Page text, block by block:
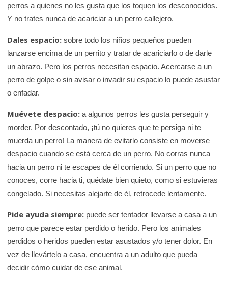
perros a quienes no les gusta que los toquen los desconocidos.
Y no trates nunca de acariciar a un perro callejero.
Dales espacio:sobre todo los niños pequeños pueden
lanzarse encima de un perrito y tratar de acariciarlo o de darle
un abrazo. Pero los perros necesitan espacio. Acercarse a un
perro de golpe o sin avisar o invadir su espacio lo puede asustar
o enfadar.
Muévete despacio: a algunos perros les gusta perseguir y
morder. Por descontado, ¡tú no quieres que te persiga ni te
muerda un perro! La manera de evitarlo consiste en moverse
despacio cuando se está cerca de un perro. No corras nunca
hacia un perro ni te escapes de él corriendo. Si un perro que no
conoces, corre hacia ti, quédate bien quieto, como si estuvieras
congelado. Si necesitas alejarte de él, retrocede lentamente.
Pide ayuda siempre: puede ser tentador llevarse a casa a un
perro que parece estar perdido o herido. Pero los animales
perdidos o heridos pueden estar asustados y/o tener dolor. En
vez de llevártelo a casa, encuentra a un adulto que pueda
decidir cómo cuidar de ese animal.